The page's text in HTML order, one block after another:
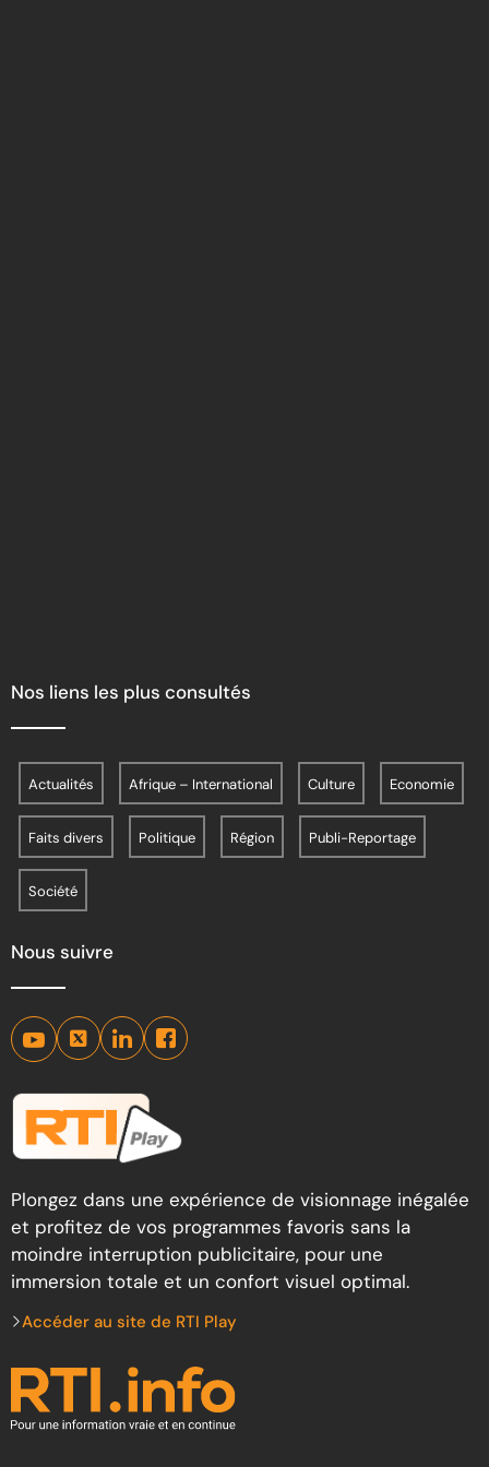
Nos liens les plus consultés
Actualités Afrique – International Culture Economie
Faits divers Politique Région Publi-Reportage
Société
Nous suivre
Plongez dans une expérience de visionnage inégalée
et profitez de vos programmes favoris sans la
moindre interruption publicitaire, pour une
immersion totale et un confort visuel optimal.
Accéder au site de RTI Play